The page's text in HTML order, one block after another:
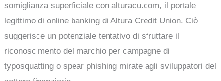
somiglianza superficiale con alturacu.com, il portale
legittimo di online banking di Altura Credit Union. Ciò
suggerisce un potenziale tentativo di sfruttare il
riconoscimento del marchio per campagne di
typosquatting o spear phishing mirate agli sviluppatori del